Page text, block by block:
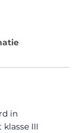
in
III